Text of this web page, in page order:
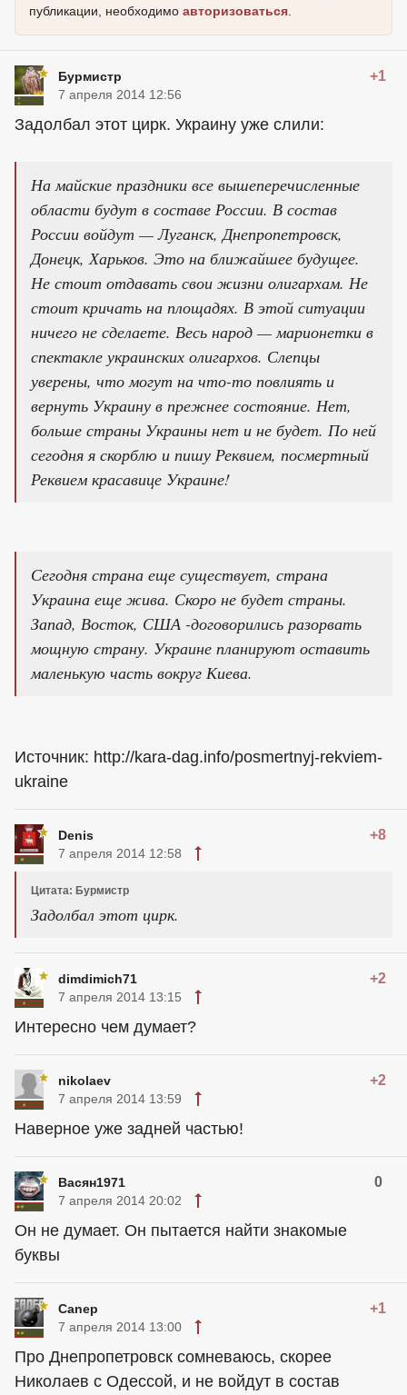
публикации, необходимо авторизоваться
Бурмистр +1
7 апреля 2014 12:56
Задолбал этот цирк. Украину уже слили:
На майские праздники все вышеперечисленные
области будут в составе России. В состав
России войдут — Луганск, Днепропетровск,
Донецк, Харьков. Это на ближайшее будущее.
Не стоит отдавать свои жизни олигархам. Не
стоит кричать на площадях. В этой ситуации
ничего не сделаете. Весь народ — марионетки в
спектакле украинских олигархов. Слепцы
уверены, что могут на что-то повлиять и
вернуть Украину в прежнее состояние. Нет,
больше страны Украины нет и не будет. По ней
сегодня я скорблю и пишу Реквием, посмертный
Реквием красавице Украине!
Сегодня страна еще существует, страна
Украина еще жива. Скоро не будет страны.
Запад, Восток, США -договорились разорвать
мощную страну. Украине планируют оставить
маленькую часть вокруг Киева.
Источник: http://kara-dag.info/posmertnyj-rekviem-
ukraine
Denis +8
7 апреля 2014 12:58
Цитата: Бурмистр
Задолбал этот цирк.
dimdimich71 +2
7 апреля 2014 13:15
Интересно чем думает?
nikolaev +2
7 апреля 2014 13:59
Наверное уже задней частью!
Васян1971 0
7 апреля 2014 20:02
Он не думает. Он пытается найти знакомые
буквы
Canep +1
7 апреля 2014 13:00
Про Днепропетровск сомневаюсь, скорее
Николаев с Одессой, и не войдут в состав